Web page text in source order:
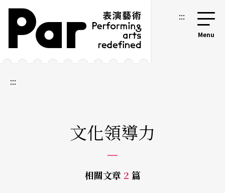
跳到主要內容區塊
網站導覽 :::
:::
文化領導力
相關文章 2 篇